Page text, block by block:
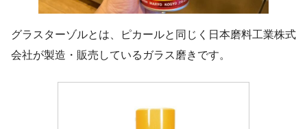
グラスターゾルとは、ピカールと同じく日本磨料工業株式
会社が製造・販売しているガラス磨きです。